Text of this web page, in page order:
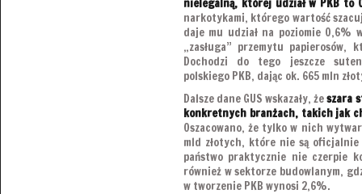
narkotykami, którego wartość
daje mu udział na poziomie 0,6%
„zasługa” przemytu
Dochodzi do tego jeszcze
polskiego PKB, dając ok. 665 mln
Dalsze dane GUS wskazały, żeszara
konkretnych branżach, takich jak
Oszacowano, że tylko w nich
mld złotych, które nie są
państwo praktycznie nie czerpie
również w sektorze budowlanym,
w tworzenie PKB wynosi 2,6%.